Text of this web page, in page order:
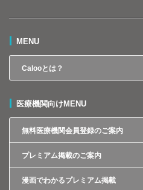
MENU
Calooとは？
医療機関向けMENU
無料医療機関会員登録のご案内
プレミアム掲載のご案内
漫画でわかるプレミアム掲載